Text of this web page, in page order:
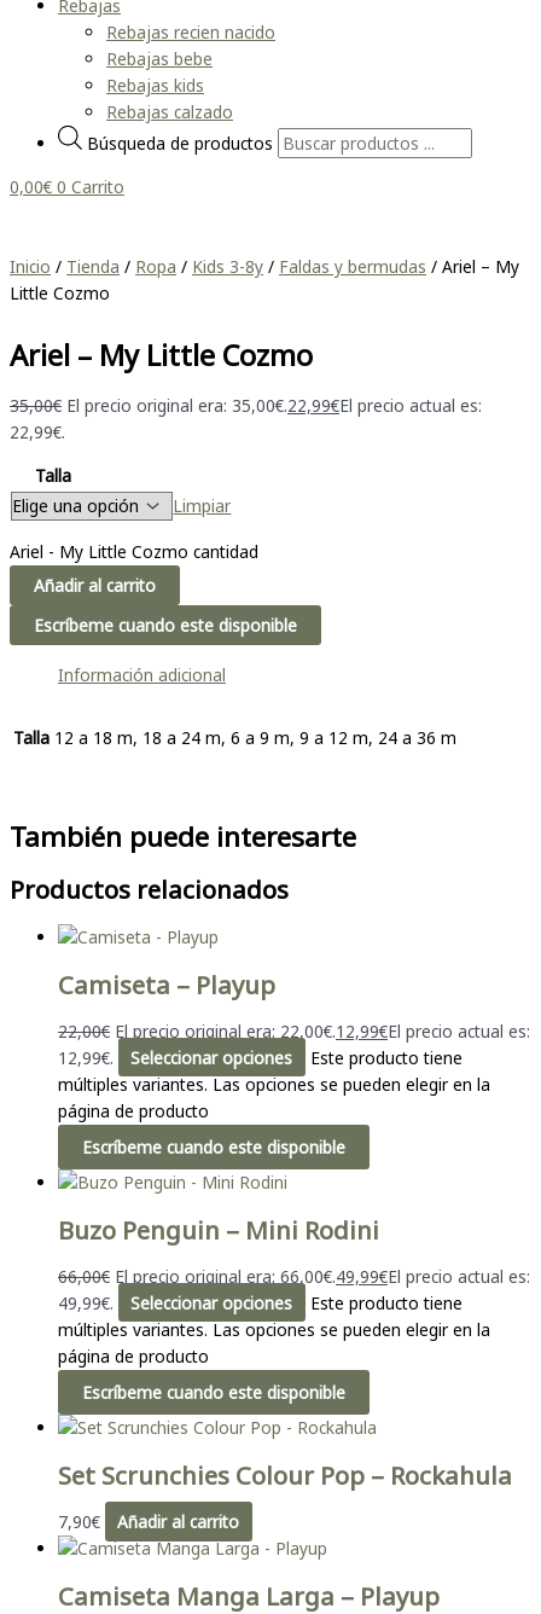
Rebajas
Rebajas recien nacido
Rebajas bebe
Rebajas kids
Rebajas calzado
Búsqueda de productos
0,00€ 0 Carrito
Inicio / Tienda / Ropa / Kids 3-8y / Faldas y bermudas / Ariel – My
Little Cozmo
Ariel – My Little Cozmo
35,00€ El precio original era: 35,00€.22,99€El precio actual es:
22,99€.
Talla
Limpiar
Ariel - My Little Cozmo cantidad
Añadir al carrito
Escríbeme cuando este disponible
Información adicional
Talla 12 a 18 m, 18 a 24 m, 6 a 9 m, 9 a 12 m, 24 a 36 m
También puede interesarte
Productos relacionados
Camiseta – Playup
22,00€ El precio original era: 22,00€.12,99€El precio actual es:
12,99€.
Seleccionar opciones
Este producto tiene
múltiples variantes. Las opciones se pueden elegir en la
página de producto
Escríbeme cuando este disponible
Buzo Penguin – Mini Rodini
66,00€ El precio original era: 66,00€.49,99€El precio actual es:
49,99€.
Seleccionar opciones
Este producto tiene
múltiples variantes. Las opciones se pueden elegir en la
página de producto
Escríbeme cuando este disponible
Set Scrunchies Colour Pop – Rockahula
7,90€ Añadir al carrito
Camiseta Manga Larga – Playup